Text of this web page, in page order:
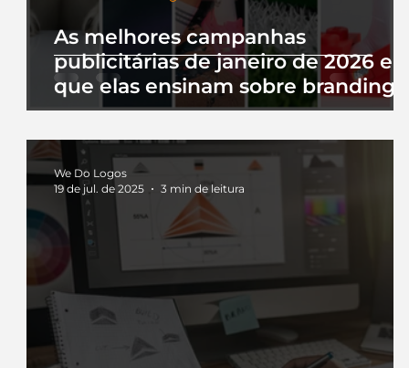
As melhores campanhas
publicitárias de janeiro de 2026 e
que elas ensinam sobre branding
We Do Logos
19 de jul. de 2025
3 min de leitura